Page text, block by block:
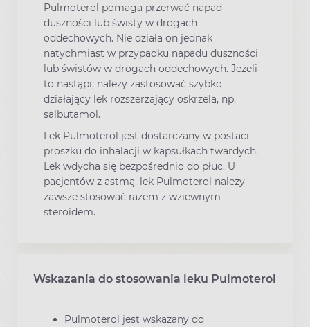
Pulmoterol pomaga przerwać napad
duszności lub świsty w drogach
oddechowych. Nie działa on jednak
natychmiast w przypadku napadu duszności
lub świstów w drogach oddechowych. Jeżeli
to nastąpi, należy zastosować szybko
działający lek rozszerzający oskrzela, np.
salbutamol.
Lek Pulmoterol jest dostarczany w postaci
proszku do inhalacji w kapsułkach twardych.
Lek wdycha się bezpośrednio do płuc. U
pacjentów z astmą, lek Pulmoterol należy
zawsze stosować razem z wziewnym
steroidem.
Wskazania do stosowania leku Pulmoterol
Pulmoterol jest wskazany do